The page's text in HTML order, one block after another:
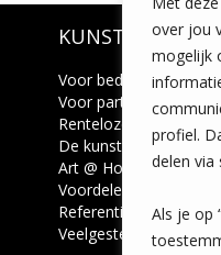
over jou
mogelijk
profiel.
delen via
Als je op
4818
+31
KUNSTUITLEEN
Voor bedrijven
Voor particulieren
Renteloze kunstkoop
De kunstcadeaubon
Art @ Home service
Voordelen
Referenties
Veelgestelde vragen